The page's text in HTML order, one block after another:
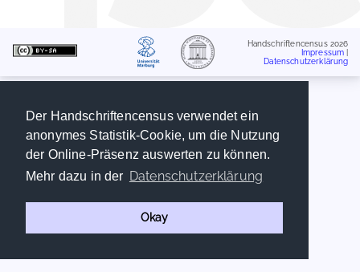
Der Handschriftencensus verwendet ein
anonymes Statistik-Cookie, um die Nutzung
der Online-Präsenz auswerten zu können.
Mehr dazu in der Datenschutzerklärung
Okay
Handschriftencensus 2026
Impressum
Datenschutzerklärung